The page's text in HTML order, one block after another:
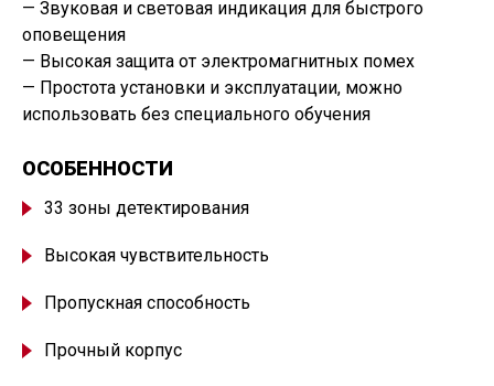
— Звуковая и световая индикация для быстрого
оповещения
— Высокая защита от электромагнитных помех
— Простота установки и эксплуатации, можно
использовать без специального обучения
ОСОБЕННОСТИ
33 зоны детектирования
Высокая чувствительность
Пропускная способность
Прочный корпус